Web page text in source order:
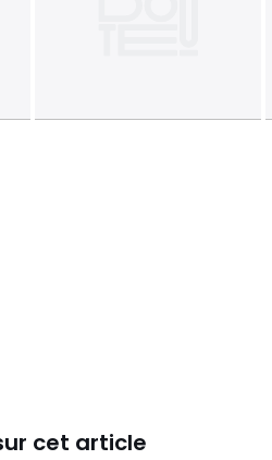
cet article